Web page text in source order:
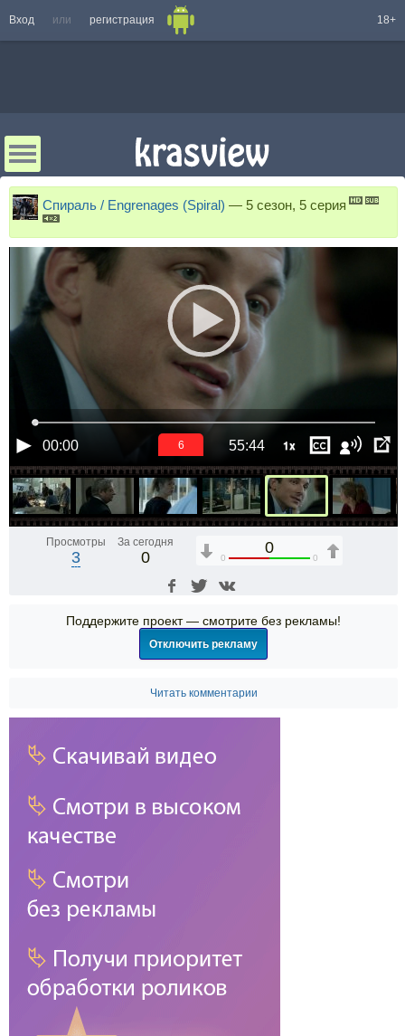
Вход или регистрация 18+
Спираль / Engrenages (Spiral) — 5 сезон, 5 серия
00:00 55:44 1x
5
Просмотры
3
За сегодня
0
0
0 0
Поддержите проект — смотрите без рекламы!
Отключить рекламу
Читать комментарии